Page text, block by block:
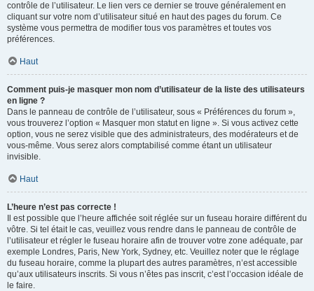
contrôle de l’utilisateur. Le lien vers ce dernier se trouve généralement en
cliquant sur votre nom d’utilisateur situé en haut des pages du forum. Ce
système vous permettra de modifier tous vos paramètres et toutes vos
préférences.
Haut
Comment puis-je masquer mon nom d’utilisateur de la liste des utilisateurs
en ligne ?
Dans le panneau de contrôle de l’utilisateur, sous « Préférences du forum »,
vous trouverez l’option « Masquer mon statut en ligne ». Si vous activez cette
option, vous ne serez visible que des administrateurs, des modérateurs et de
vous-même. Vous serez alors comptabilisé comme étant un utilisateur
invisible.
Haut
L’heure n’est pas correcte !
Il est possible que l’heure affichée soit réglée sur un fuseau horaire différent du
vôtre. Si tel était le cas, veuillez vous rendre dans le panneau de contrôle de
l’utilisateur et régler le fuseau horaire afin de trouver votre zone adéquate, par
exemple Londres, Paris, New York, Sydney, etc. Veuillez noter que le réglage
du fuseau horaire, comme la plupart des autres paramètres, n’est accessible
qu’aux utilisateurs inscrits. Si vous n’êtes pas inscrit, c’est l’occasion idéale de
le faire.